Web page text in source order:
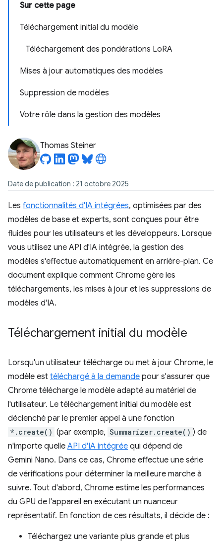
Sur cette page
Téléchargement initial du modèle
Téléchargement des pondérations LoRA
Mises à jour automatiques des modèles
Suppression de modèles
Votre rôle dans la gestion des modèles
Thomas Steiner
Date de publication : 21 octobre 2025
Les fonctionnalités d'IA intégrées, optimisées par des
modèles de base et experts, sont conçues pour être
fluides pour les utilisateurs et les développeurs. Lorsque
vous utilisez une API d'IA intégrée, la gestion des
modèles s'effectue automatiquement en arrière-plan. Ce
document explique comment Chrome gère les
téléchargements, les mises à jour et les suppressions de
modèles d'IA.
Téléchargement initial du modèle
Lorsqu'un utilisateur télécharge ou met à jour Chrome, le
modèle est téléchargé à la demande pour s'assurer que
Chrome télécharge le modèle adapté au matériel de
l'utilisateur. Le téléchargement initial du modèle est
déclenché par le premier appel à une fonction
*.create() (par exemple, Summarizer.create() ) de
n'importe quelle API d'IA intégrée qui dépend de
Gemini Nano. Dans ce cas, Chrome effectue une série
de vérifications pour déterminer la meilleure marche à
suivre. Tout d'abord, Chrome estime les performances
du GPU de l'appareil en exécutant un nuanceur
représentatif. En fonction de ces résultats, il décide de :
Téléchargez une variante plus grande et plus